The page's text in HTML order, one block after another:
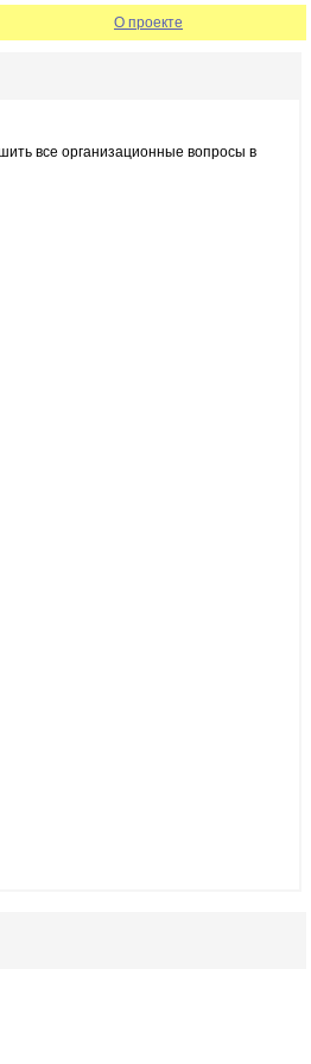
О проекте
все организационные вопросы в